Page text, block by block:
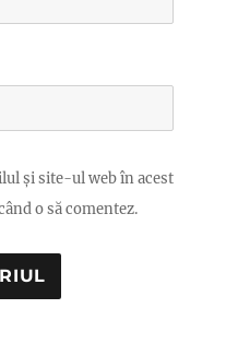
și site-ul web în acest
o să comentez.